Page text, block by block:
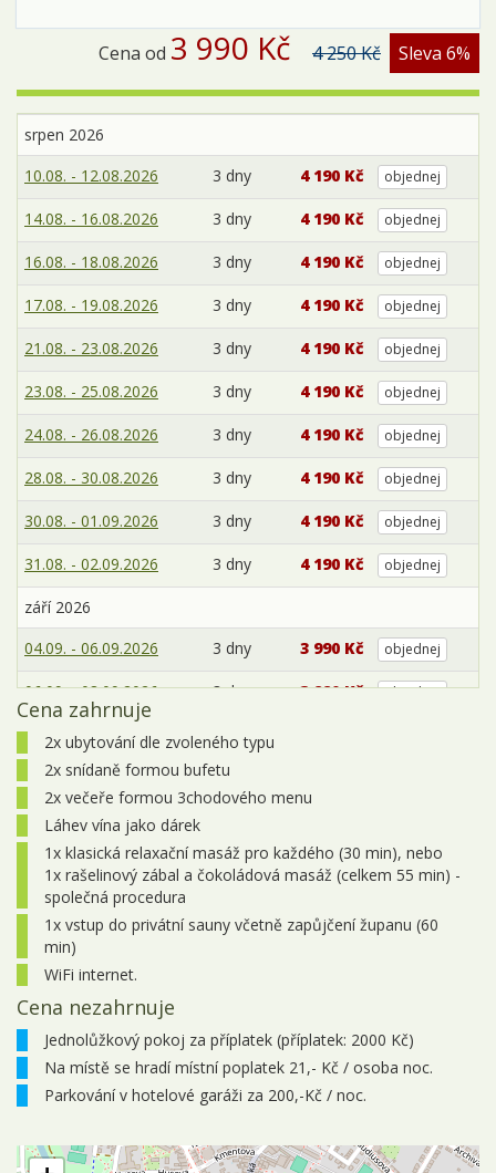
Cena od 3 990 Kč 4 250 Kč Sleva 6%
srpen 2026
10.08. - 12.08.2026
3 dny 4 190 Kč objednej
14.08. - 16.08.2026 3 dny 4 190 Kč objednej
16.08. - 18.08.2026 3 dny 4 190 Kč objednej
17.08. - 19.08.2026 3 dny 4 190 Kč objednej
21.08. - 23.08.2026 3 dny 4 190 Kč objednej
23.08. - 25.08.2026 3 dny 4 190 Kč objednej
24.08. - 26.08.2026 3 dny 4 190 Kč objednej
28.08. - 30.08.2026 3 dny 4 190 Kč objednej
30.08. - 01.09.2026 3 dny 4 190 Kč objednej
31.08. - 02.09.2026 3 dny 4 190 Kč objednej
září 2026
04.09. - 06.09.2026
3 dny 3 990 Kč objednej
06.09. - 08.09.2026 3 dny 3 990 Kč objednej
07.09. - 09.09.2026 3 dny
11.09. - 13.09.2026 3 dny
13.09. - 15.09.2026
14.09. - 16.09.2026 3 dny 3 990 Kč objednej
18.09. - 20.09.2026
20.09. - 22.09.2026
21.09. - 23.09.2026
25.09. - 27.09.2026 3 dny 3 990 Kč objednej
27.09. - 29.09.2026 3 dny 3 990 Kč
říjen 2026
Cena zahrnuje
2x ubytování dle zvoleného typu
2x snídaně formou bufetu
2x večeře formou 3chodového menu
Láhev vína jako dárek
1x klasická relaxační masáž pro každého (30 min), nebo
1x rašelinový zábal a čokoládová masáž (celkem 55 min) -
společná procedura
1x vstup do privátní sauny včetně zapůjčení županu (60
min)
WiFi internet.
Cena nezahrnuje
Jednolůžkový pokoj za příplatek (příplatek: 2000 Kč)
Na místě se hradí místní poplatek 21,- Kč / osoba noc.
Parkování v hotelové garáži za 200,-Kč / noc.